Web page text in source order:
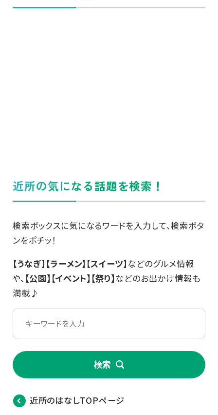
近所の気になる話題を検索！
検索ボックスに気になるワードを入力して、検索ボタ
ンをポチッ！
【うなぎ】【ラーメン】【スイーツ】などのグルメ情報
や、 【公園】【イベント】【祭り】などのお出かけ情報も
満載♪
検索
近所のはなしTOPページ